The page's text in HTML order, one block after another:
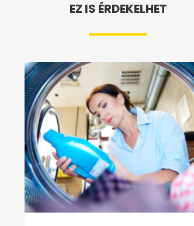
EZ IS ÉRDEKELHET